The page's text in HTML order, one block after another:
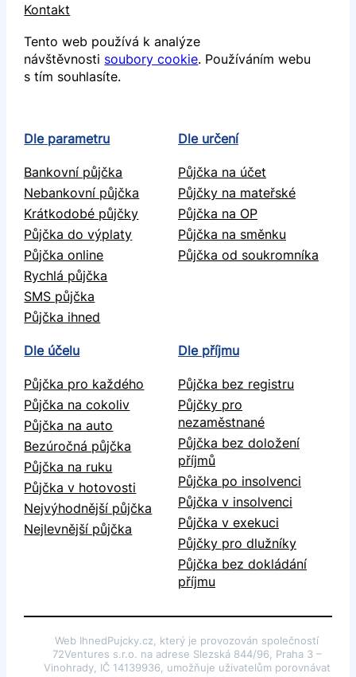
Kontakt
Tento web používá k analýze
návštěvnosti soubory cookie. Používáním webu
s tím souhlasíte.
Dle parametru
Bankovní půjčka
Nebankovní půjčka
Krátkodobé půjčky
Půjčka do výplaty
Půjčka online
Rychlá půjčka
SMS půjčka
Půjčka ihned
Dle určení
Půjčka na účet
Půjčky na mateřské
Půjčka na OP
Půjčka na směnku
Půjčka od soukromníka
Dle účelu
Půjčka pro každého
Půjčka na cokoliv
Půjčka na auto
Bezúročná půjčka
Půjčka na ruku
Půjčka v hotovosti
Nejvýhodnější půjčka
Nejlevnější půjčka
Dle příjmu
Půjčka bez registru
Půjčky pro
nezaměstnané
Půjčka bez doložení
příjmů
Půjčka po insolvenci
Půjčka v insolvenci
Půjčka v exekuci
Půjčky pro dlužníky
Půjčka bez dokládání
příjmu
Web IhnedPujcky.cz, který je provozován společností
72Ventures s.r.o. na adrese Slezská 844/96, Praha 3 –
Vinohrady, IČ 14139936, umožňuje uživatelům porovnávat